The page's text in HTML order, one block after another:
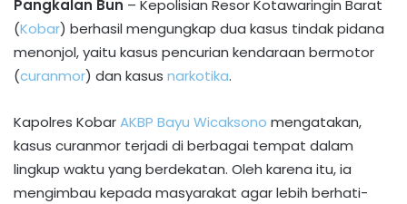
Pangkalan Bun – Kepolisian Resor Kotawaringin Barat
(Kobar) berhasil mengungkap dua kasus tindak pidana
menonjol, yaitu kasus pencurian kendaraan bermotor
(curanmor) dan kasus narkotika.
Kapolres KobarAKBP Bayu Wicaksono mengatakan,
kasus curanmor terjadi di berbagai tempat dalam
lingkup waktu yang berdekatan. Oleh karena itu, ia
mengimbau kepada masyarakat agar lebih berhati-